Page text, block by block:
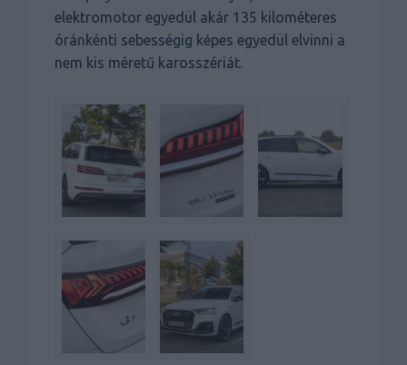
elektromotor egyedül akár 135 kilométeres
óránkénti sebességig képes egyedül elvinni a
nem kis méretű karosszériát.